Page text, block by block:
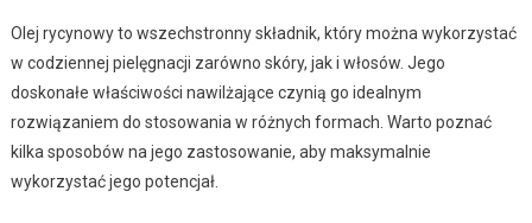
Olej rycynowy to wszechstronny składnik, który można wykorzystać
w codziennej pielęgnacji zarówno skóry, jak i włosów. Jego
doskonałe właściwości nawilżające czynią go idealnym
rozwiązaniem do stosowania w różnych formach. Warto poznać
kilka sposobów na jego zastosowanie, aby maksymalnie
wykorzystać jego potencjał.